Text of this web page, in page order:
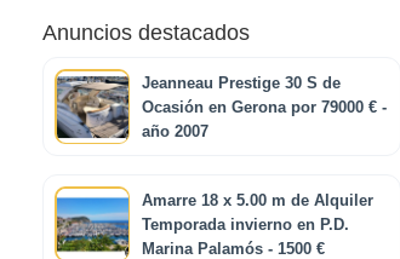
Anuncios destacados
Jeanneau Prestige 30 S de
Ocasión en Gerona por 79000 € -
año 2007
Amarre 18 x 5.00 m de Alquiler
Temporada invierno en P.D.
Marina Palamós - 1500 €